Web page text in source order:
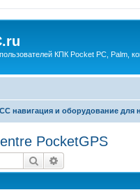
КПК Pocket PC, Palm,
навигация и оборудование для
PocketGPS
Поиск